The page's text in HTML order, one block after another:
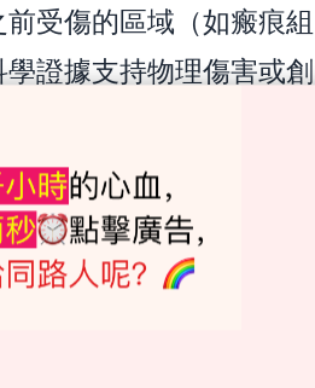
受傷的區域（如瘢痕組
證據支持物理傷害或創
多數癌症源於遺傳因素
暴露於致癌物質，以及
等各種因素，在癌症的
病例的一小部分，約為